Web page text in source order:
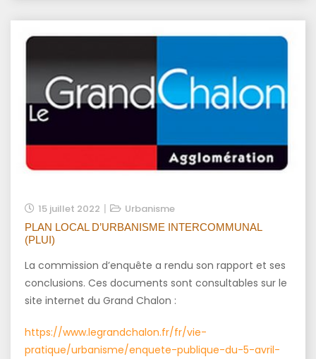
15 juillet 2022 Urbanisme
PLAN LOCAL D’URBANISME INTERCOMMUNAL
(PLUI)
La commission d’enquête a rendu son rapport et ses
conclusions. Ces documents sont consultables sur le
site internet du Grand Chalon :
https://www.legrandchalon.fr/fr/vie-
pratique/urbanisme/enquete-publique-du-5-avril-